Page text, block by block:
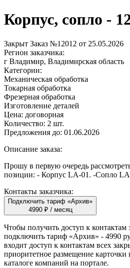
Корпус, сопло -
Закрыт Заказ №12012 от 25.05.2026
Регион заказчика:
г Владимир, Владимирская область
Категории:
Механическая обработка
Токарная обработка
Фрезерная обработка
Изготовление деталей
Цена: договорная
Количество: 2 шт.
Предложения до: 01.06.2026
Описание заказа:
Прошу в первую очередь
позиции: - Корпус LA-01. -Сопло
Контакты заказчика:
Подключить тариф «Архив»
4990 ₽ / месяц
Чтобы получить доступ к контактам
подключить тариф «Архив» - 4990
входит доступ к контактам всех
приоритетное размещение карточки
каталоге компаний на портале.